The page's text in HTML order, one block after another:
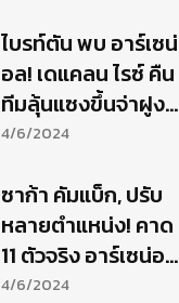
ไบรท์ตัน พบ อาร์เซน่
อล! เดแคลน ไรซ์ คืน
ทีมลุ้นแซงขึ้นจ่าฝูง-
ฟันฉับสกอร์?
4/6/2024
ซาก้า คัมแบ็ก, ปรับ
หลายตำแหน่ง! คาด
11 ตัวจริง อาร์เซน่อล
พบ ไบรท์ตัน
4/6/2024